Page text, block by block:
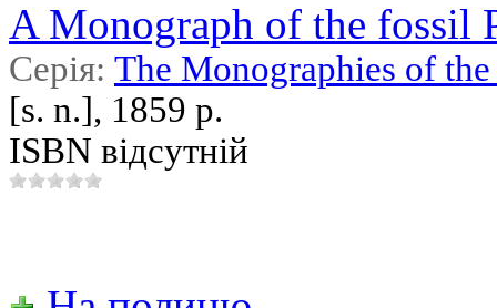
A Monograph of the fossil
Серія: The Monographies of
[s. n.], 1859 р.
ISBN відсутній